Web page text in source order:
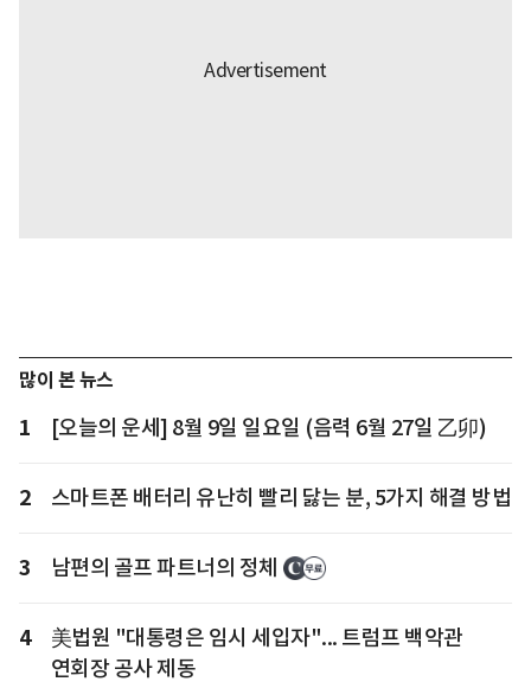
많이 본 뉴스
1 [오늘의 운세] 8월 9일 일요일 (음력 6월 27일 乙卯)
2 스마트폰 배터리 유난히 빨리 닳는 분, 5가지 해결 방법
3 남편의 골프 파트너의 정체
4
美법원 "대통령은 임시 세입자"... 트럼프 백악관
연회장 공사 제동